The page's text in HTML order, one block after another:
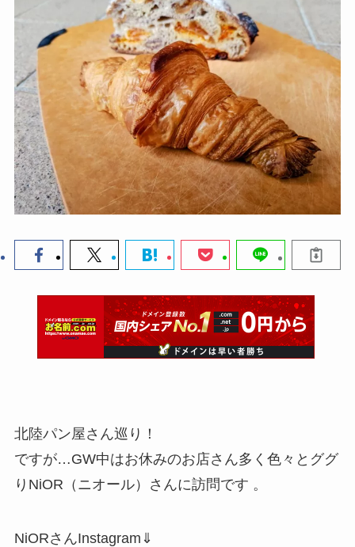
北陸パン屋さん巡り！
ですが…GW中はお休みのお店さん多く色々とググ
りNiOR（ニオール）さんに訪問です 。
NiORさんInstagram⇓